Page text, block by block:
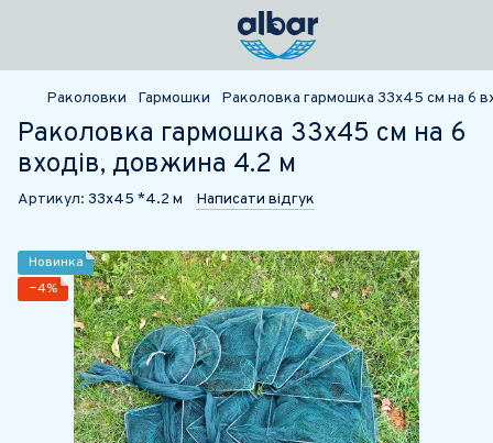
Раколовки Гармошки Раколовка гармошка 33х45 см на 6
Раколовка гармошка 33х45 см на 6
входів, довжина 4.2 м
Артикул: 33х45 *4.2 м Написати відгук
Новинка
−4%